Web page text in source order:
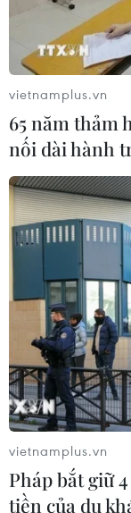
Nhiều nước
khoa học hạt
30/11/2020 15:19
Chính phủ
Đông tiếp tục
gia hạt nhân
ám sát tuần
vietnamplus.vn
65 năm thảm
nối dài hành
vietnamplus.vn
Pháp bắt giữ
tiền của du